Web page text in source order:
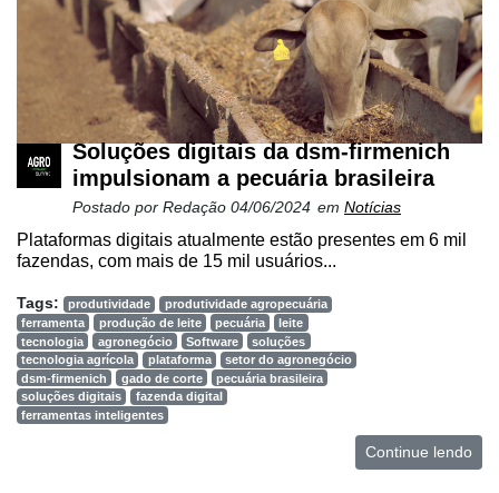
Soluções digitais da dsm-firmenich
impulsionam a pecuária brasileira
Postado por Redação 04/06/2024 em Notícias
Plataformas digitais atualmente estão presentes em 6 mil
fazendas, com mais de 15 mil usuários...
Tags: produtividade
produtividade agropecuária
ferramenta
produção de leite pecuária
leite
tecnologia
agronegócio Software
soluções
tecnologia agrícola
plataforma
setor do agronegócio
dsm-firmenich
gado de corte
pecuária brasileira
soluções digitais
fazenda digital
ferramentas inteligentes
Continue lendo